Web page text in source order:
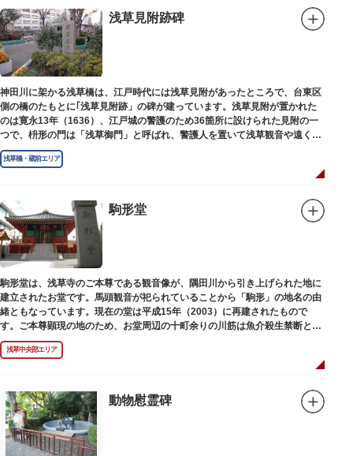
浅草見附跡碑
神田川に架かる浅草橋は、江戸時代には浅草見附があったところで、台東区
側の橋のたもとに｢浅草見附跡」の碑が建っています。浅草見附が置かれた
のは寛永13年（1636）、江戸城の警護のため36箇所に設けられた見附の一
つで、枡形の門は「浅草御門」と呼ばれ、警護人を置いて浅草観音や遠くは
奥州へ往来する人々を取り締まりました。
浅草橋・蔵前エリア
駒形堂
駒形堂は、浅草寺のご本尊である観音像が、隅田川から引き上げられた地に
建立されたお堂です。馬頭観音が祀られていることから「駒形」の地名の由
緒ともなっています。現在の堂は平成15年（2003）に再建されたもので
す。ご本尊顕現の地のため、お堂周辺の十町余りの川筋は魚介殺生禁断とな
り、戒殺碑が建立されました。
浅草中央部エリア
動物慰霊碑